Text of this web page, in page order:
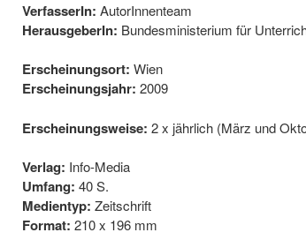
VerfasserIn: AutorInnenteam
HerausgeberIn: Bundesministerium für
Erscheinungsort: Wien
Erscheinungsjahr: 2009
Erscheinungsweise: 2 x jährlich (März und
Verlag: Info-Media
Umfang: 40 S.
Medientyp: Zeitschrift
Format: 210 x 196 mm